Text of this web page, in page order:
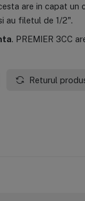
are in capat un
au filetul de 1/2".
. PREMIER 3CC
Returul